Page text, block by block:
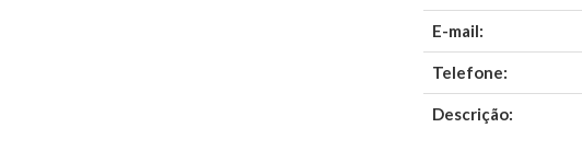
E-mail:
Telefone:
Descrição: